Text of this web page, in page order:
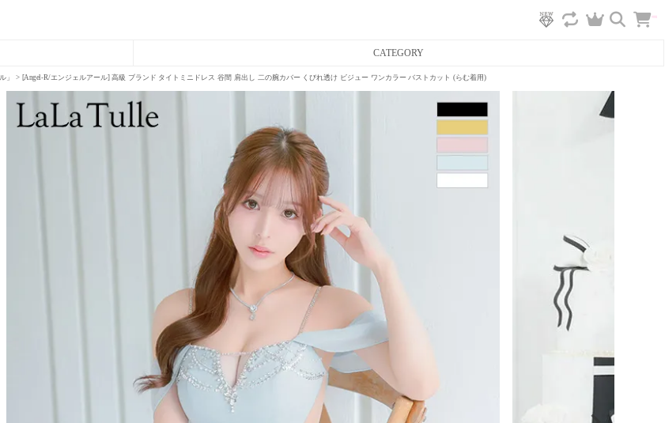
CATEGORY
」 [Angel-R/エンジェルアール] 高級 ブランド タイトミニドレス 谷間 肩出し 二の腕カバー くびれ透け ビジュー ワンカラー バストカット (らむ着用)